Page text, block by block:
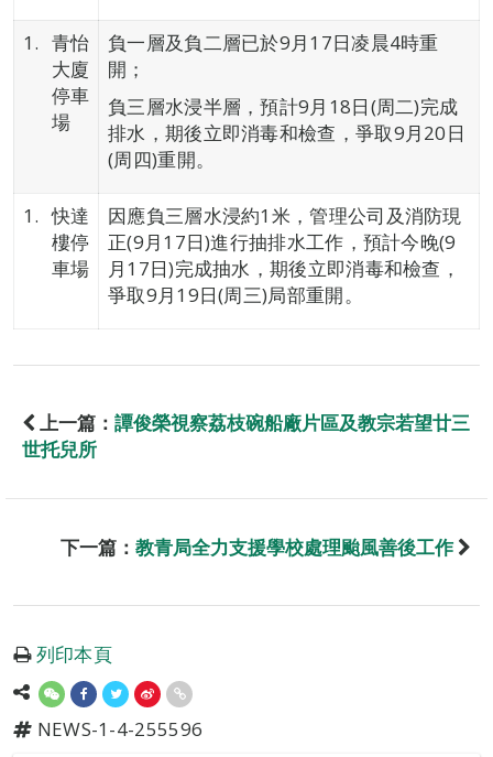
青怡
大廈
停車
場
負一層及負二層已於9月17日凌晨4時重
開；
負三層水浸半層，預計9月18日(周二)完成
排水，期後立即消毒和檢查，爭取9月20日
(周四)重開。
快達
樓停
車場
因應負三層水浸約1米，管理公司及消防現
正(9月17日)進行抽排水工作，預計今晚(9
月17日)完成抽水，期後立即消毒和檢查，
爭取9月19日(周三)局部重開。
上一篇： 譚俊榮視察荔枝碗船廠片區及教宗若望廿三
世托兒所
下一篇： 教青局全力支援學校處理颱風善後工作
列印本頁
NEWS-1-4-255596